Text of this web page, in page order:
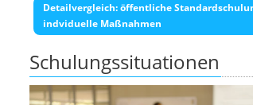
Detailvergleich: öffentliche
indviduelle Maßnahmen
Schulungssituationen